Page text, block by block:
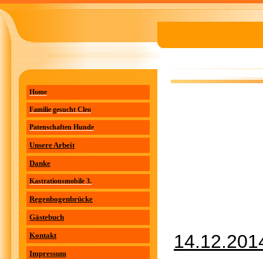
Home
Familie gesucht Cleo
Patenschaften Hunde
Unsere Arbeit
Danke
Kastrationsmobile 3.
Regenbogenbrücke
Gästebuch
Kontakt
Impressum